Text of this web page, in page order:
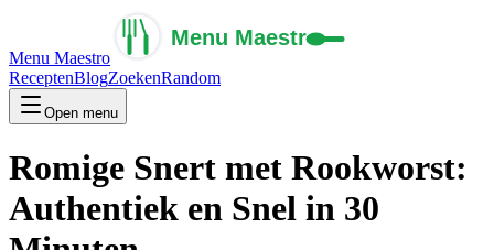
Menu Maestro
ReceptenBlogZoekenRandom
Open menu
Romige Snert met Rookworst:
Authentiek en Snel in 30